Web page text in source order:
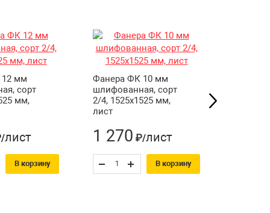
мм
сорт
мм,
лист
В корзину
Фанера ФК 10 мм
шлифованная, сорт
2/4, 1525х1525 мм,
лист
1 270 ₽/лист
В корзину